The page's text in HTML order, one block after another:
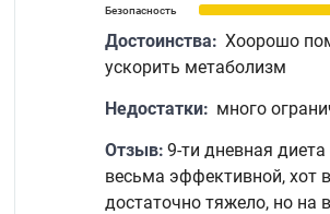
Безопасность
Достоинства: Хоорошо
ускорить метаболизм
Недостатки: много
Отзыв: 9-ти дневная
весьма эффективной, хот
достаточно тяжело, но на